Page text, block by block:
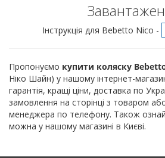
Інструкція для Bebetto Nico -
Пропонуємо купити коляску
Ніко Шайн) у нашому інтернет-
гарантія, кращі ціни, доставка по
замовлення на сторінці з товаром
менеджера по телефону. Також
можна у нашому магазині в Києві.